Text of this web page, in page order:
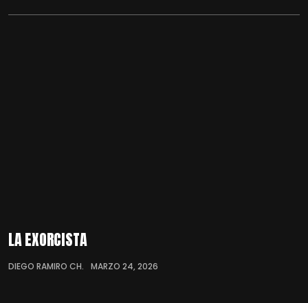
LA EXORCISTA
DIEGO RAMIRO CH. MARZO 24, 2026